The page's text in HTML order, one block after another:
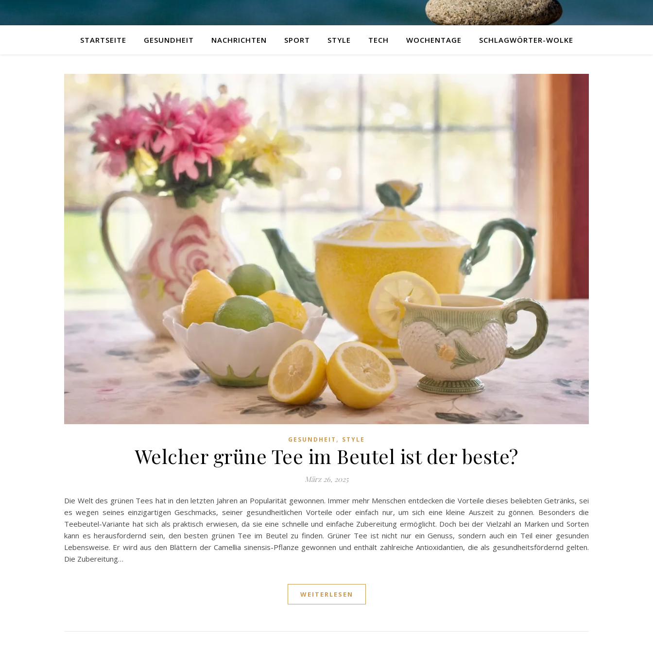
STARTSEITE GESUNDHEIT NACHRICHTEN SPORT STYLE TECH WOCHENTAGE SCHLAGWÖRTER-WOLKE
GESUNDHEIT , STYLE
Welcher grüne Tee im Beutel ist der beste?
März 26, 2025
Die Welt des grünen Tees hat in den letzten Jahren an Popularität gewonnen. Immer mehr Menschen entdecken die Vorteile dieses beliebten Getränks, sei
es wegen seines einzigartigen Geschmacks, seiner gesundheitlichen Vorteile oder einfach nur, um sich eine kleine Auszeit zu gönnen. Besonders die
Teebeutel-Variante hat sich als praktisch erwiesen, da sie eine schnelle und einfache Zubereitung ermöglicht. Doch bei der Vielzahl an Marken und Sorten
kann es herausfordernd sein, den besten grünen Tee im Beutel zu finden. Grüner Tee ist nicht nur ein Genuss, sondern auch ein Teil einer gesunden
Lebensweise. Er wird aus den Blättern der Camellia sinensis-Pflanze gewonnen und enthält zahlreiche Antioxidantien, die als gesundheitsfördernd gelten.
Die Zubereitung…
WEITERLESEN